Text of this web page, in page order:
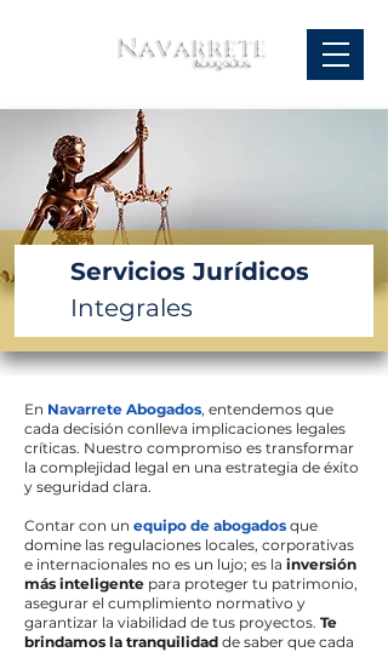
Servicios Jurídicos
Integrales
En Navarrete Abogados, entendemos que
cada decisión conlleva implicaciones legales
críticas. Nuestro compromiso es transformar
la complejidad legal en una estrategia de éxito
y seguridad clara.
Contar con un equipo de abogados que
domine las regulaciones locales, corporativas
e internacionales no es un lujo; es la inversión
más inteligente para proteger tu patrimonio,
asegurar el cumplimiento normativo y
garantizar la viabilidad de tus proyectos. Te
brindamos la tranquilidad de saber que cada